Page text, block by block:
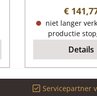
resterende
hebben, is
verkrijgbaar. De fabrikant
heeft de
de
vuurvaste klei
In de
€
niet langer
productie
Details
Servicepartner